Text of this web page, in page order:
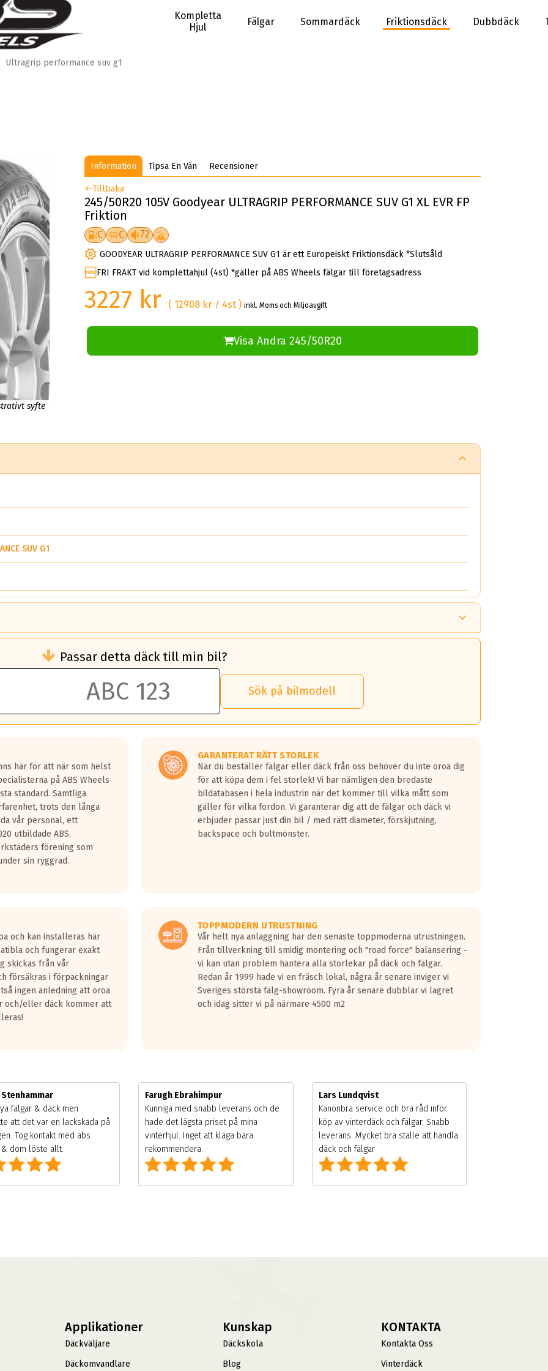
Kompletta
Hjul
Fälgar Sommardäck Friktionsdäck Dubbdäck
Ultragrip performance suv g1
syfte
Information Tipsa En Vän Recensioner
Tillbaka
245/50R20 105V Goodyear ULTRAGRIP PERFORMANCE SUV G1 XL EVR FP
Friktion
C C 72
GOODYEAR ULTRAGRIP PERFORMANCE SUV G1 är ett Europeiskt Friktionsdäck *Slutsåld
FRI FRAKT vid komplettahjul (4st) *gäller på ABS Wheels fälgar till företagsadress
3227 kr ( 12908 kr / 4st )inkl. Moms och Miljöavgift
Visa Andra 245/50R20
SUV G1
än ett klass G däck.
50 liter bränsle med ett klass A däck gentemot ett klass G däck.
vilken rutt du kör, samt vilken körstil du använder.
lastbilar.
på en väg där det ligger 0.5-1.5 mm vatten.
fyra billängder( ca 18meter) mellan däck med betyg A gentemot
överträffa motorljudet.
ett däck med vågar. Hög bullernivå markeras med svarta vågor
kraven som finns i dagsläget, men är inte längre tillåtna enligt nya
Passar detta däck till min bil?
Sök på bilmodell
här för att när som helst
på ABS Wheels
standard. Samtliga
trots den långa
vår personal, ett
utbildade ABS.
förening som
sin ryggrad.
GARANTERAT RÄTT STORLEK
När du beställer fälgar eller däck från oss behöver du inte oroa dig
för att köpa dem i fel storlek! Vi har nämligen den bredaste
bildatabasen i hela industrin när det kommer till vilka mått som
gäller för vilka fordon. Vi garanterar dig att de fälgar och däck vi
erbjuder passar just din bil / med rätt diameter, förskjutning,
backspace och bultmönster.
och kan installeras här
och fungerar exakt
skickas från vår
försäkras i förpackningar
ingen anledning att oroa
och/eller däck kommer att
TOPPMODERN UTRUSTNING
Vår helt nya anläggning har den senaste toppmoderna utrustningen.
Från tillverkning till smidig montering och "road force" balansering -
vi kan utan problem hantera alla storlekar på däck och fälgar.
Redan år 1999 hade vi en fräsch lokal, några år senare inviger vi
Sveriges största fälg-showroom. Fyra år senare dubblar vi lagret
och idag sitter vi på närmare 4500 m2
Stenhammar
fälgar & däck men
att det var en lackskada på
Tog kontakt med abs
dom löste allt.
Farugh Ebrahimpur
Kunniga med snabb leverans och de
hade det lägsta priset på mina
vinterhjul. Inget att klaga bara
rekommendera.
Lars Lundqvist
Kanonbra service och bra råd inför
köp av vinterdäck och fälgar. Snabb
leverans. Mycket bra ställe att handla
däck och fälgar
Applikationer
Däckväljare
Däckomvandlare
Kunskap
Däckskola
Blog
KONTAKTA
Kontakta Oss
Vinterdäck